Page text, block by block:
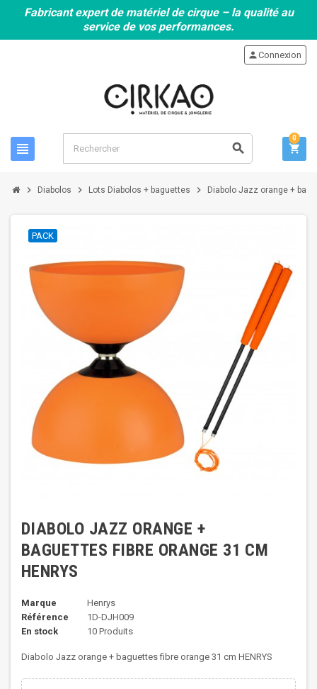
Fabricant expert de matériel de cirque – la qualité au
service de vos performances.
view_headline search
personConnexion
shopping_cart
0
chevron_right Diabolos chevron_right Lots Diabolos + baguettes chevron_right Diabolo Jazz orange +
PACK
DIABOLO JAZZ ORANGE +
BAGUETTES FIBRE ORANGE 31 CM
HENRYS
Marque
Henrys
Référence
1D-DJH009
En stock
10 Produits
Diabolo Jazz orange + baguettes fibre orange 31 cm HENRYS